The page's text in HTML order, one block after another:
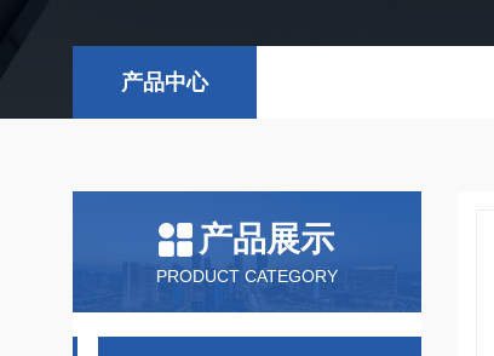
产品中心
产品展示
PRODUCT CATEGORY